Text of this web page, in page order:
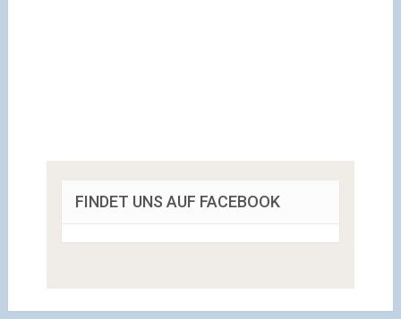
FINDET UNS AUF FACEBOOK